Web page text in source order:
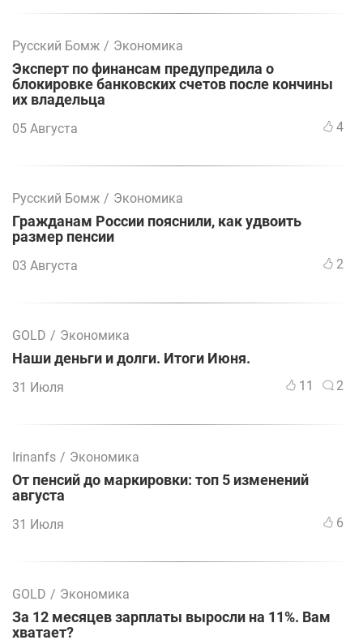
Русский Бомж / Экономика
Эксперт по финансам предупредила о
блокировке банковских счетов после кончины
их владельца
05 Августа 4
Русский Бомж / Экономика
Гражданам России пояснили, как удвоить
размер пенсии
03 Августа 2
GOLD / Экономика
Наши деньги и долги. Итоги Июня.
31 Июля 11 2
Irinanfs / Экономика
От пенсий до маркировки: топ 5 изменений
августа
31 Июля 6
GOLD / Экономика
За 12 месяцев зарплаты выросли на 11%. Вам
хватает?